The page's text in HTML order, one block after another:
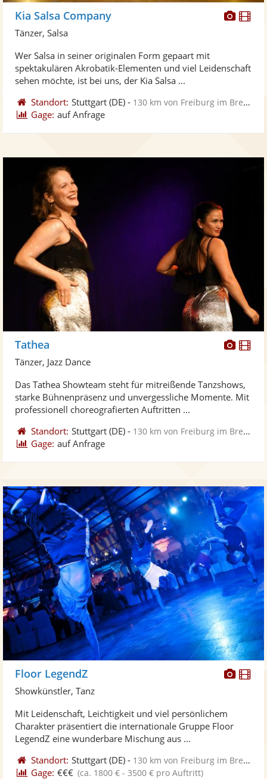
Kia Salsa Company
Tänzer, Salsa
Wer Salsa in seiner originalen Form gepaart mit
spektakulären Akrobatik-Elementen und viel Leidenschaft
sehen möchte, ist bei uns, der Kia Salsa ...
Standort: Stuttgart (DE) - 130 km von Freiburg im Breisgau
Gage: auf Anfrage
Fotos
Tathea
Tänzer, Jazz Dance
Das Tathea Showteam steht für mitreißende Tanzshows,
starke Bühnenpräsenz und unvergessliche Momente. Mit
professionell choreografierten Auftritten ...
Standort: Stuttgart (DE) - 130 km von Freiburg im Breisgau
Gage: auf Anfrage
Floor LegendZ
Showkünstler, Tanz
Mit Leidenschaft, Leichtigkeit und viel persönlichem
Charakter präsentiert die internationale Gruppe Floor
LegendZ eine wunderbare Mischung aus ...
Standort: Stuttgart (DE) - 130 km von Freiburg im Breisgau
Gage: €€€ (ca. 1800 € - 3500 € pro Auftritt)